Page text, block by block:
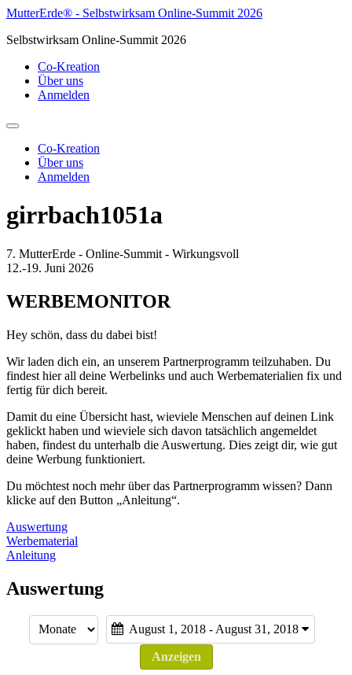
Zum
springen
MutterErde® - Selbstwirksam Online-Summit 2026
Selbstwirksam Online-Summit 2026
Co-Kreation
Über uns
Anmelden
Co-Kreation
Über uns
Anmelden
girrbach1051a
7. MutterErde - Online-Summit - Wirkungsvoll
12.-19. Juni 2026
WERBEMONITOR
Hey schön, dass du dabei bist!
Wir laden dich ein, an unserem Partnerprogramm teilzuhaben. Du
findest hier all deine Werbelinks und auch Werbematerialien fix und
fertig für dich bereit.
Damit du eine Übersicht hast, wieviele Menschen auf deinen Link
geklickt haben und wieviele sich davon tatsächlich angemeldet
haben, findest du unterhalb die Auswertung. Dies zeigt dir, wie gut
deine Werbung funktioniert.
Du möchtest noch mehr über das Partnerprogramm wissen? Dann
klicke auf den Button „Anleitung“.
Auswertung
Werbematerial
Anleitung
Auswertung
August 1, 2018 - August 31, 2018
Anzeigen